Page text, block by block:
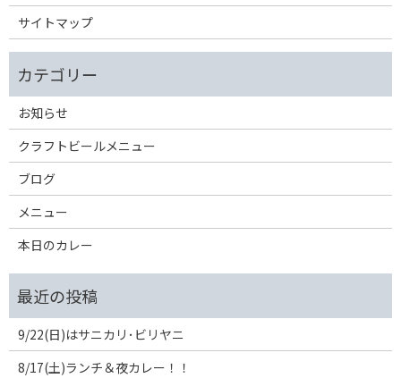
サイトマップ
お知らせ
クラフトビールメニュー
ブログ
メニュー
本日のカレー
9/22(日)はサニカリ･ビリヤニ
8/17(土)ランチ＆夜カレー！！